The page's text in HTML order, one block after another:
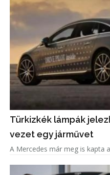
Türkizkék lámpák
vezet egy járművet
A Mercedes már meg is kapta